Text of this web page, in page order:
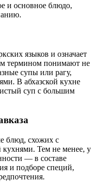
и основное блюдо,
языков и означает
термином понимают не
супы или рагу,
В абхазской кухне
суп с большим
блюд, схожих с
кухнями. Тем не менее, у
— в составе
и подборе специй,